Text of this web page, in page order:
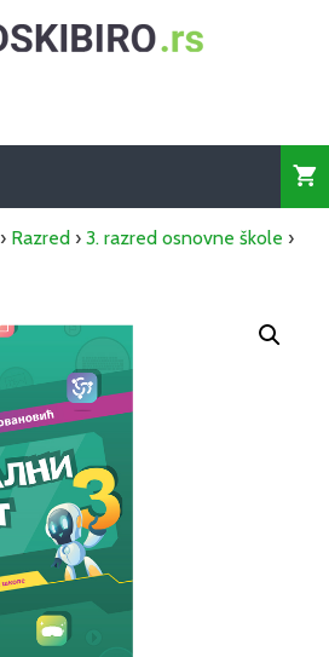
› Razred › 3. razred osnovne škole ›